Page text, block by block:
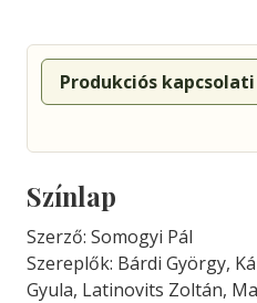
Produkciós
Színlap
Szerző: Somogyi Pál
Szereplők: Bárdi György,
Gyula, Latinovits Zoltán,